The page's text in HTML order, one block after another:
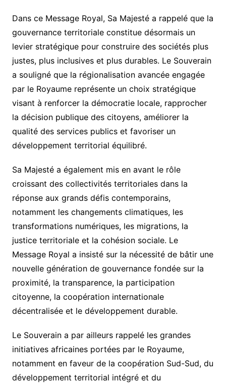
Dans ce Message Royal, Sa Majesté a rappelé que la
gouvernance territoriale constitue désormais un
levier stratégique pour construire des sociétés plus
justes, plus inclusives et plus durables. Le Souverain
a souligné que la régionalisation avancée engagée
par le Royaume représente un choix stratégique
visant à renforcer la démocratie locale, rapprocher
la décision publique des citoyens, améliorer la
qualité des services publics et favoriser un
développement territorial équilibré.
Sa Majesté a également mis en avant le rôle
croissant des collectivités territoriales dans la
réponse aux grands défis contemporains,
notamment les changements climatiques, les
transformations numériques, les migrations, la
justice territoriale et la cohésion sociale. Le
Message Royal a insisté sur la nécessité de bâtir une
nouvelle génération de gouvernance fondée sur la
proximité, la transparence, la participation
citoyenne, la coopération internationale
décentralisée et le développement durable.
Le Souverain a par ailleurs rappelé les grandes
initiatives africaines portées par le Royaume,
notamment en faveur de la coopération Sud-Sud, du
développement territorial intégré et du